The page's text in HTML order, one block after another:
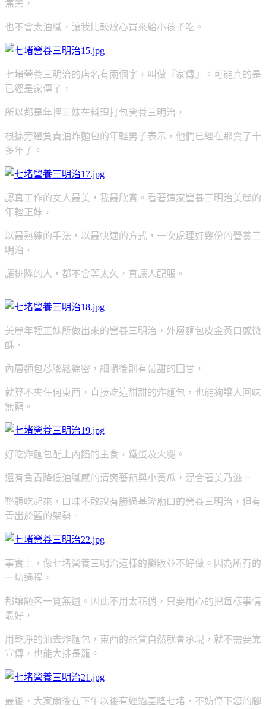
焦黑，
也不會太油膩，讓我比較放心買來給小孩子吃。
七堵營養三明治的店名有兩個字，叫做『家傳』。可能真的是
已經是家傳了，
所以都是年輕正妹在料理打包營養三明治，
根據旁邊負責油炸麵包的年輕男子表示，他們已經在那賣了十
多年了。
認真工作的女人最美，我最欣賞。看著這家營養三明治美麗的
年輕正妹，
以最熟練的手法，以最快速的方式，一次處理好幾份的營養三
明治，
讓排隊的人，都不會等太久，真讓人配服。
美麗年輕正妹所做出來的營養三明治，外層麵包皮金黃口感微
酥，
內層麵包芯膨鬆綿密，細嚼後則有帶甜的回甘，
就算不夾任何東西，直接吃這甜甜的炸麵包，也能夠讓人回味
無窮。
好吃炸麵包配上內餡的主食，鐵蛋及火腿。
還有負責降低油膩感的清爽蕃茄與小黃瓜，混合著美乃滋。
整體吃起來，口味不敢說有勝過基隆廟口的營養三明治，但有
青出於藍的架勢。
事實上，像七堵營養三明治這樣的攤販並不好做。因為所有的
一切過程，
都讓顧客一覽無遺。因此不用太花俏，只要用心的把每樣事情
最好，
用乾淨的油去炸麵包，東西的品質自然就會承現，就不需要靠
宣傳，也能大排長籠。
最後，大家爾後在下午以後有經過基隆七堵，不妨停下您的腳